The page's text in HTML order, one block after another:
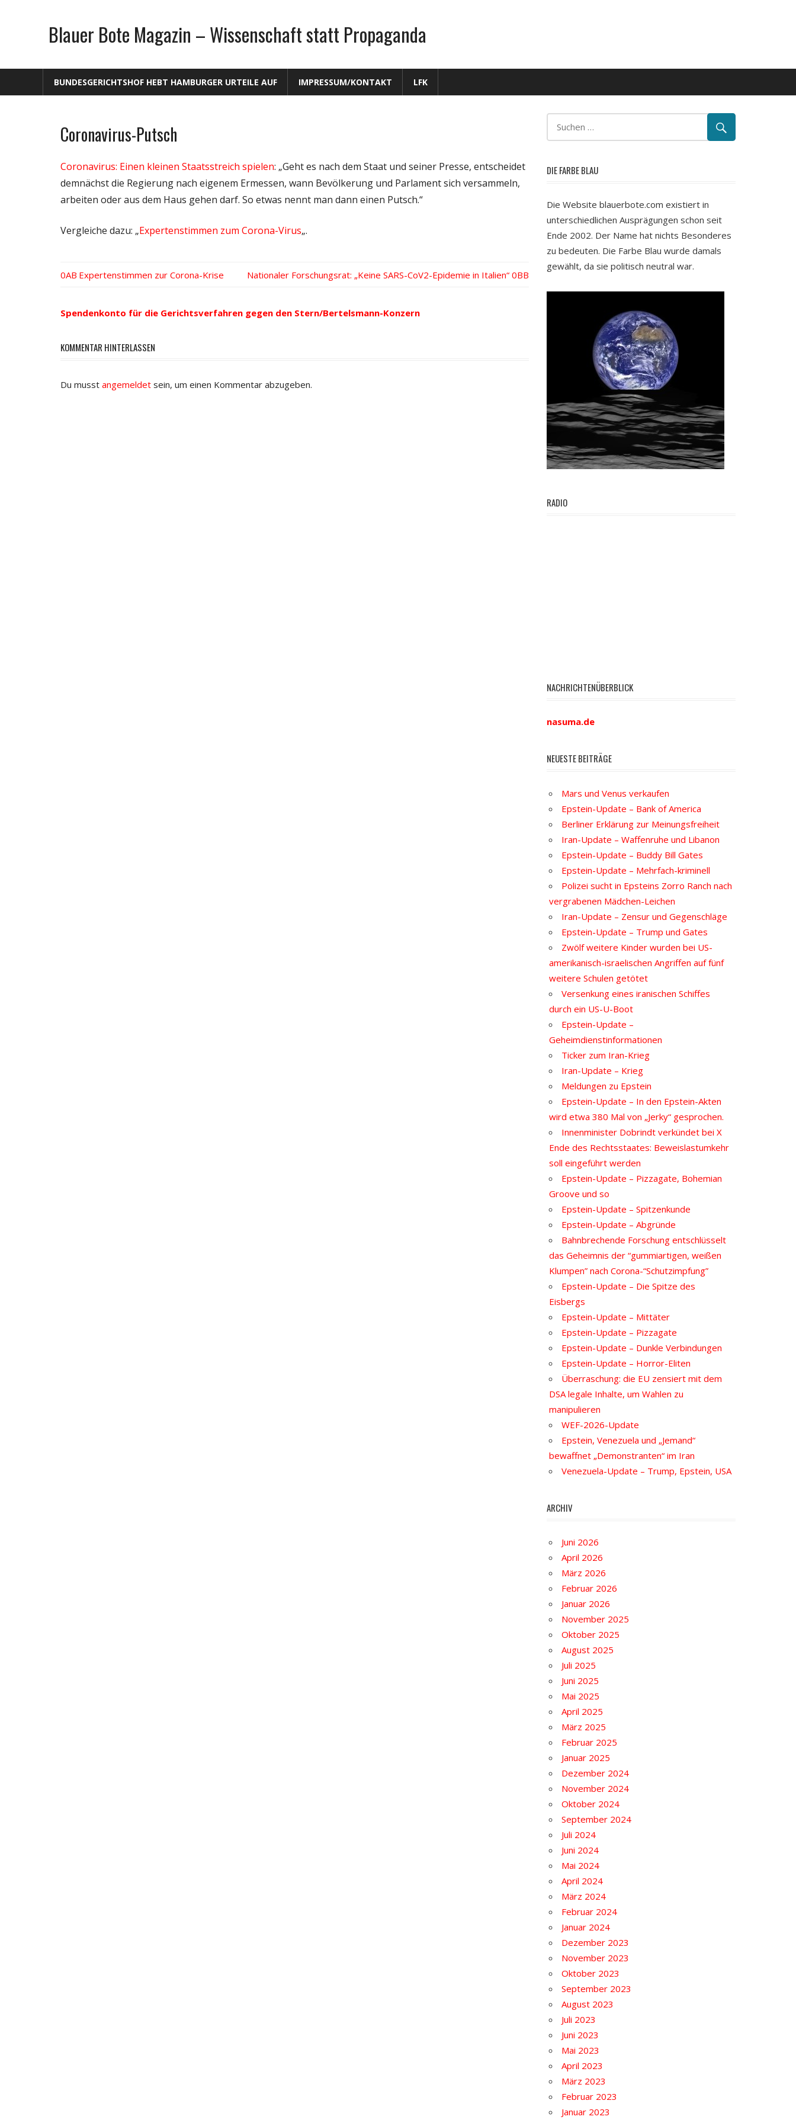
Blauer Bote Magazin – Wissenschaft statt Propaganda
BUNDESGERICHTSHOF HEBT HAMBURGER URTEILE AUF IMPRESSUM/KONTAKT LFK
Gesellschaft
Politik
Wirtschaft
Coronavirus-Putsch
Coronavirus: Einen kleinen Staatsstreich spielen: „Geht es nach dem Staat und seiner Presse, entscheidet
demnächst die Regierung nach eigenem Ermessen, wann Bevölkerung und Parlament sich versammeln,
arbeiten oder aus dem Haus gehen darf. So etwas nennt man dann einen Putsch.“
Vergleiche dazu: „Expertenstimmen zum Corona-Virus„.
Navigation
Vorheriger
Expertenstimmen zur Corona-Krise
Nächster
Nationaler Forschungsrat: „Keine SARS-CoV2-Epidemie in Italien“
Spendenkonto für die Gerichtsverfahren gegen den Stern/Bertelsmann-Konzern
KOMMENTAR HINTERLASSEN
Du musst angemeldet sein, um einen Kommentar abzugeben.
DIE FARBE BLAU
Die Website blauerbote.com existiert in
unterschiedlichen Ausprägungen schon seit
Ende 2002. Der Name hat nichts Besonderes
zu bedeuten. Die Farbe Blau wurde damals
gewählt, da sie politisch neutral war.
RADIO
NACHRICHTENÜBERBLICK
nasuma.de
NEUESTE BEITRÄGE
Mars und Venus verkaufen
Epstein-Update – Bank of America
Berliner Erklärung zur Meinungsfreiheit
Iran-Update – Waffenruhe und Libanon
Epstein-Update – Buddy Bill Gates
Epstein-Update – Mehrfach-kriminell
Polizei sucht in Epsteins Zorro Ranch nach
vergrabenen Mädchen-Leichen
Iran-Update – Zensur und Gegenschläge
Epstein-Update – Trump und Gates
Zwölf weitere Kinder wurden bei US-
amerikanisch-israelischen Angriffen auf fünf
weitere Schulen getötet
Versenkung eines iranischen Schiffes
durch ein US-U-Boot
Epstein-Update –
Geheimdienstinformationen
Ticker zum Iran-Krieg
Iran-Update – Krieg
Meldungen zu Epstein
Epstein-Update – In den Epstein-Akten
wird etwa 380 Mal von „Jerky“ gesprochen.
Innenminister Dobrindt verkündet bei X
Ende des Rechtsstaates: Beweislastumkehr
soll eingeführt werden
Epstein-Update – Pizzagate, Bohemian
Groove und so
Epstein-Update – Spitzenkunde
Epstein-Update – Abgründe
Bahnbrechende Forschung entschlüsselt
das Geheimnis der “gummiartigen, weißen
Klumpen” nach Corona-“Schutzimpfung”
Epstein-Update – Die Spitze des
Eisbergs
Epstein-Update – Mittäter
Epstein-Update – Pizzagate
Epstein-Update – Dunkle Verbindungen
Epstein-Update – Horror-Eliten
Überraschung: die EU zensiert mit dem
DSA legale Inhalte, um Wahlen zu
manipulieren
WEF-2026-Update
Epstein, Venezuela und „Jemand“
bewaffnet „Demonstranten“ im Iran
Venezuela-Update – Trump, Epstein, USA
ARCHIV
Juni 2026
April 2026
März 2026
Februar 2026
Januar 2026
November 2025
Oktober 2025
August 2025
Juli 2025
Juni 2025
Mai 2025
April 2025
März 2025
Februar 2025
Januar 2025
Dezember 2024
November 2024
Oktober 2024
September 2024
Juli 2024
Juni 2024
Mai 2024
April 2024
März 2024
Februar 2024
Januar 2024
Dezember 2023
November 2023
Oktober 2023
September 2023
August 2023
Juli 2023
Juni 2023
Mai 2023
April 2023
März 2023
Februar 2023
Januar 2023